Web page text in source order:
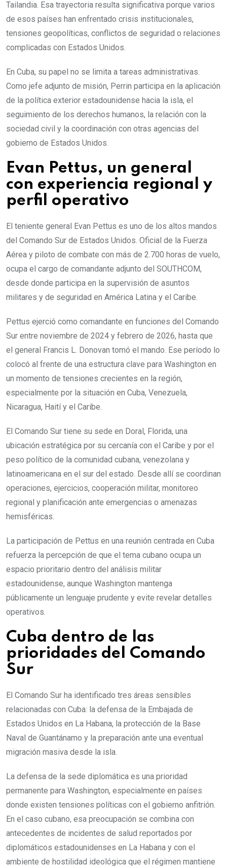
Tailandia. Esa trayectoria resulta significativa porque varios
de esos países han enfrentado crisis institucionales,
tensiones geopolíticas, conflictos de seguridad o relaciones
complicadas con Estados Unidos.
En Cuba, su papel no se limita a tareas administrativas.
Como jefe adjunto de misión, Perrin participa en la aplicación
de la política exterior estadounidense hacia la isla, el
seguimiento de los derechos humanos, la relación con la
sociedad civil y la coordinación con otras agencias del
gobierno de Estados Unidos.
Evan Pettus, un general
con experiencia regional y
perfil operativo
El teniente general Evan Pettus es uno de los altos mandos
del Comando Sur de Estados Unidos. Oficial de la Fuerza
Aérea y piloto de combate con más de 2.700 horas de vuelo,
ocupa el cargo de comandante adjunto del SOUTHCOM,
desde donde participa en la supervisión de asuntos
militares y de seguridad en América Latina y el Caribe.
Pettus ejerció como comandante en funciones del Comando
Sur entre noviembre de 2024 y febrero de 2026, hasta que
el general Francis L. Donovan tomó el mando. Ese período lo
colocó al frente de una estructura clave para Washington en
un momento de tensiones crecientes en la región,
especialmente por la situación en Cuba, Venezuela,
Nicaragua, Haití y el Caribe.
El Comando Sur tiene su sede en Doral, Florida, una
ubicación estratégica por su cercanía con el Caribe y por el
peso político de la comunidad cubana, venezolana y
latinoamericana en el sur del estado. Desde allí se coordinan
operaciones, ejercicios, cooperación militar, monitoreo
regional y planificación ante emergencias o amenazas
hemisféricas.
La participación de Pettus en una reunión centrada en Cuba
refuerza la percepción de que el tema cubano ocupa un
espacio prioritario dentro del análisis militar
estadounidense, aunque Washington mantenga
públicamente un lenguaje prudente y evite revelar detalles
operativos.
Cuba dentro de las
prioridades del Comando
Sur
El Comando Sur ha identificado tres áreas sensibles
relacionadas con Cuba: la defensa de la Embajada de
Estados Unidos en La Habana, la protección de la Base
Naval de Guantánamo y la preparación ante una eventual
migración masiva desde la isla.
La defensa de la sede diplomática es una prioridad
permanente para Washington, especialmente en países
donde existen tensiones políticas con el gobierno anfitrión.
En el caso cubano, esa preocupación se combina con
antecedentes de incidentes de salud reportados por
diplomáticos estadounidenses en La Habana y con el
ambiente de hostilidad ideológica que el régimen mantiene